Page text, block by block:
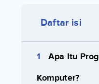
Daftar isi
Apa Itu
Komputer?